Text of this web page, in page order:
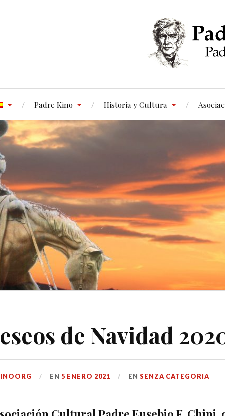
Padre Kino Historia y Cultura
de Navidad
EN5 ENERO 2021 ENSENZA CATEGORIA